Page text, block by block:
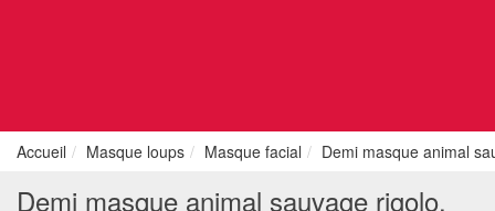
Accueil Masque loups Masque facial Demi masque animal
Demi masque animal sauvage rigolo,